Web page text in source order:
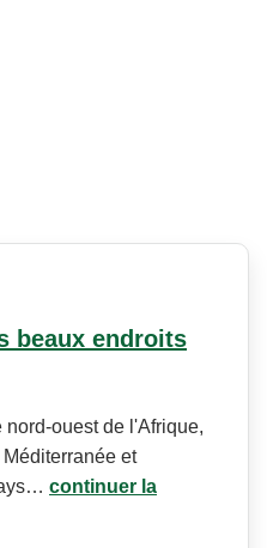
beaux endroits
nord-ouest de l'Afrique,
et
continuer la